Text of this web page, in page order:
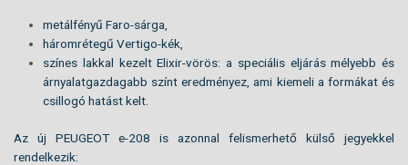
metálfényű Faro-sárga,
háromrétegű Vertigo-kék,
színes lakkal kezelt Elixir-vörös: a speciális eljárás mélyebb és
árnyalatgazdagabb színt eredményez, ami kiemeli a formákat és
csillogó hatást kelt.
Az új PEUGEOT e-208 is azonnal felismerhető külső jegyekkel
rendelkezik: